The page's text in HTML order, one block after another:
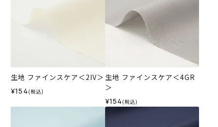
生地 ファインスケア＜2IV＞
¥154 (税込)
生地 ファインスケア＜4GR
＞
¥154 (税込)